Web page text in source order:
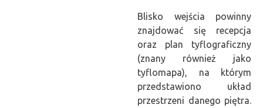
Blisko wejścia powinny
znajdować się recepcja
oraz plan tyflograficzny
(znany również jako
tyflomapa), na którym
przedstawiono układ
przestrzeni danego piętra.